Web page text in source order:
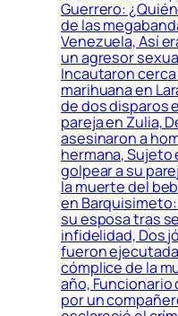
Guerrero:
de las
Venezuela, Así
un agresor
Incautaron cerca
marihuana en
de dos disparos
pareja en Zulia,
asesinaron a
hermana,
golpear a su
la muerte del
en
su esposa tras
infidelidad, Dos
fueron
cómplice de la
año,
por un